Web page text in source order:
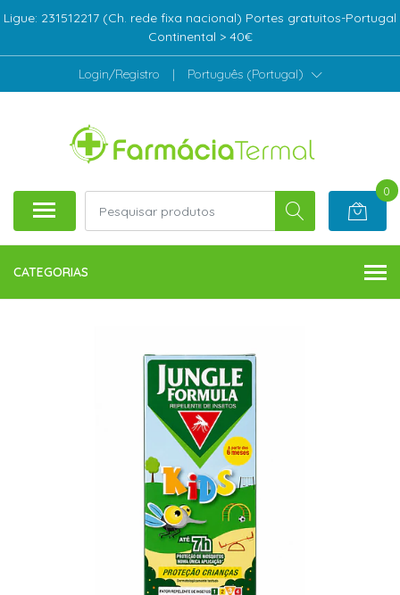
Ligue: 231512217 (Ch. rede fixa nacional) Portes gratuitos-Portugal
Continental > 40€
Login/Registro | Português (Portugal)
0
CATEGORIAS